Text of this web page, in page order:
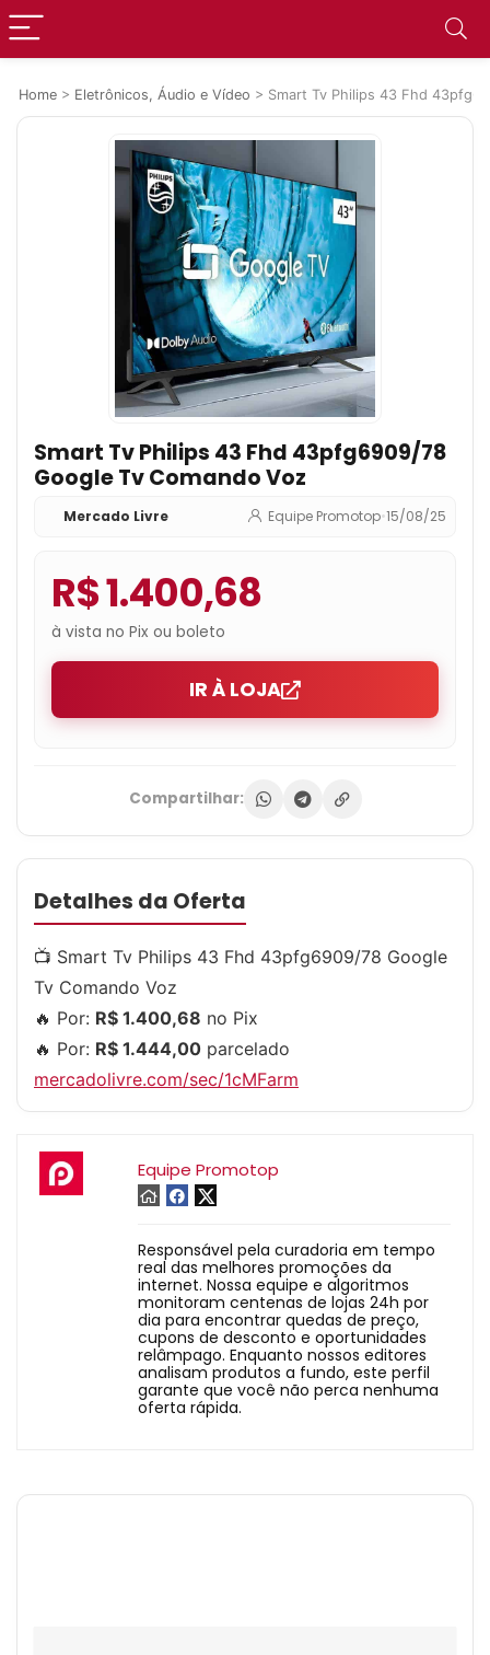
Home > Eletrônicos, Áudio e Vídeo > Smart Tv Philips 43 Fhd
Smart Tv Philips 43 Fhd 43pfg6909/78
Google Tv Comando Voz
Mercado Livre Equipe Promotop•15/08/25
R$ 1.400,68
à vista no Pix ou boleto
IR À LOJA
Compartilhar:
Detalhes da Oferta
📺 Smart Tv Philips 43 Fhd 43pfg6909/78 Google
Tv Comando Voz
🔥 Por: R$ 1.400,68 no Pix
🔥 Por: R$ 1.444,00 parcelado
mercadolivre.com/sec/1cMFarm
Equipe Promotop
Responsável pela curadoria em tempo
real das melhores promoções da
internet. Nossa equipe e algoritmos
monitoram centenas de lojas 24h por
dia para encontrar quedas de preço,
cupons de desconto e oportunidades
relâmpago. Enquanto nossos editores
analisam produtos a fundo, este perfil
garante que você não perca nenhuma
oferta rápida.